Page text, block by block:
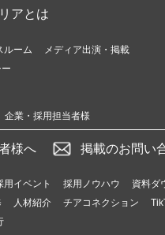
アとは
ルーム
メディア出演・掲載
企業・採用担当者様
様へ 掲載のお問い
用イベント 採用ノウハウ
資料ダ
人材紹介 チアコネクション